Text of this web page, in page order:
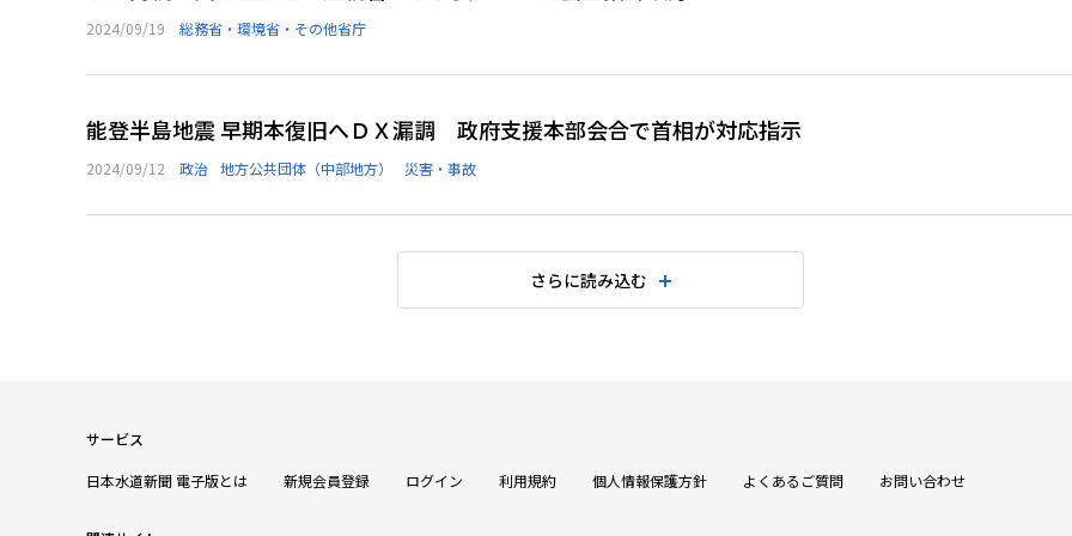
2024/09/19 総務省・環境省・その他省庁
能登半島地震 早期本復旧へＤＸ漏調 政府支援本部会合で首相が対応指示
2024/09/12 政治 地方公共団体（中部地方） 災害・事故
さらに読み込む
サービス
日本水道新聞 電子版とは 新規会員登録 ログイン 利用規約 個人情報保護方針 よくあるご質問 お問い合わせ